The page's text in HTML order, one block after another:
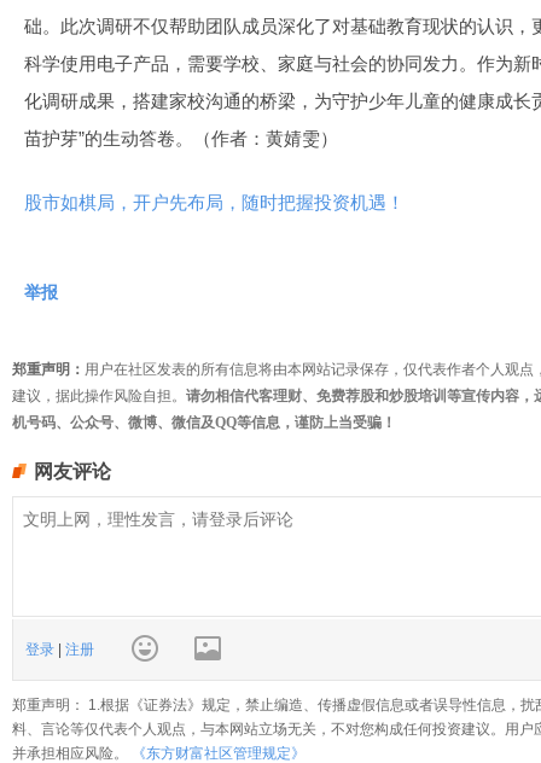
础。此次调研不仅帮助团队成员深化了对基础教育现状的认识
科学使用电子产品，需要学校、家庭与社会的协同发力。作为
化调研成果，搭建家校沟通的桥梁，为守护少年儿童的健康成长
苗护芽”的生动答卷。（作者：黄婧雯）
股市如棋局，开户先布局，随时把握投资机遇！
举报
郑重声明： 用户在社区发表的所有信息将由本网站记录保存，仅代表作者个人观
建议，据此操作风险自担。 请勿相信代客理财、免费荐股和炒股培训等宣传内容
机号码、公众号、微博、微信及QQ等信息，谨防上当受骗！
网友评论
登录 注册
郑重声明： 1.根据《证券法》规定，禁止编造、传播虚假信息或者误导性信息，
料、言论等仅代表个人观点，与本网站立场无关，不对您构成任何投资建议。用
并承担相应风险。
《东方财富社区管理规定》